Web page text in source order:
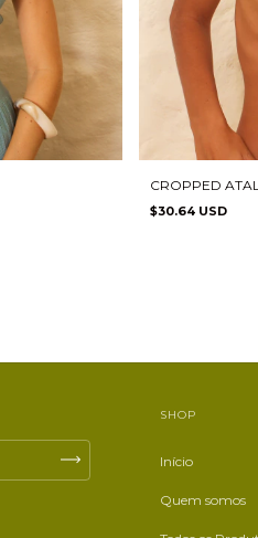
CROPPED
$30.64 USD
SHOP
Início
Quem somos